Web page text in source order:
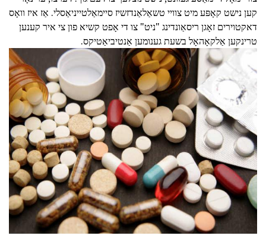
קען נישט קאָפּע מיט צוויי טשאַלאַנדזשיז סיימאַלטייניאַסלי. אַז איז וואָס
דאקטוירים זאָגן ריסאַונדינג "ניט" צו די אָפט קשיא פון צי איר קענען
טרינקען אַלקאָהאָל בשעת גענומען אַנטיביאַטיקס.